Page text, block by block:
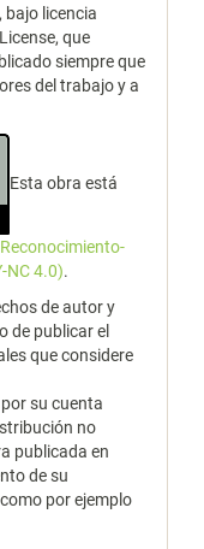
bajo licencia
que
siempre que
del trabajo y a
Esta obra está
Reconocimiento-
NC 4.0).
de autor y
de publicar el
que considere
su cuenta
no
publicada en
de su
por ejemplo